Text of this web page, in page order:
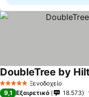
5 Αστέρια Ξενοδοχείο
DoubleTree by
9,1 Εξαιρετικό 18.573